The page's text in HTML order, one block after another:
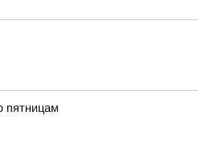
пятницам